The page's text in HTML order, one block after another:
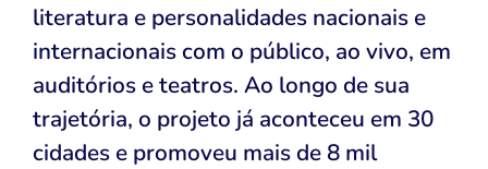
literatura e personalidades nacionais e
internacionais com o público, ao vivo, em
auditórios e teatros. Ao longo de sua
trajetória, o projeto já aconteceu em 30
cidades e promoveu mais de 8 mil